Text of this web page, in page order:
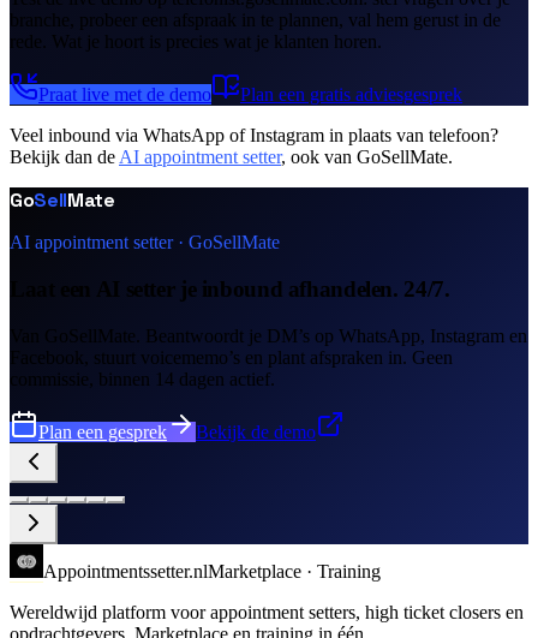
branche, probeer een afspraak in te plannen, val hem gerust in de
rede. Wat je hoort is precies wat je klanten horen.
Praat live met de demo
Plan een gratis adviesgesprek
Veel inbound via WhatsApp of Instagram in plaats van telefoon?
Bekijk dan de AI appointment setter, ook van GoSellMate.
GoSellMate
AI appointment setter · GoSellMate
Laat een AI setter je inbound afhandelen. 24/7.
Van GoSellMate. Beantwoordt je DM’s op WhatsApp, Instagram en
Facebook, stuurt voicememo’s en plant afspraken in. Geen
commissie, binnen 14 dagen actief.
Plan een gesprek Bekijk de demo
Appointmentssetter.nlMarketplace · Training
Wereldwijd platform voor appointment setters, high ticket closers en
opdrachtgevers. Marketplace en training in één.